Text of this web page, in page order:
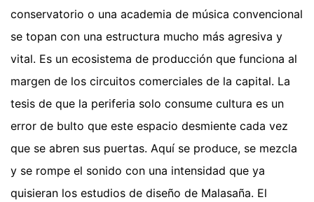
conservatorio o una academia de música convencional
se topan con una estructura mucho más agresiva y
vital. Es un ecosistema de producción que funciona al
margen de los circuitos comerciales de la capital. La
tesis de que la periferia solo consume cultura es un
error de bulto que este espacio desmiente cada vez
que se abren sus puertas. Aquí se produce, se mezcla
y se rompe el sonido con una intensidad que ya
quisieran los estudios de diseño de Malasaña. El